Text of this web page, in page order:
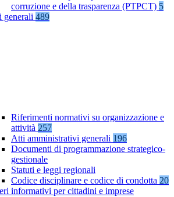
corruzione e della trasparenza (PTPCT) 5
generali 489
Riferimenti normativi su organizzazione e
attività 257
Atti amministrativi generali 196
Documenti di programmazione strategico-
gestionale
Statuti e leggi regionali
Codice disciplinare e codice di condotta 20
informativi per cittadini e imprese